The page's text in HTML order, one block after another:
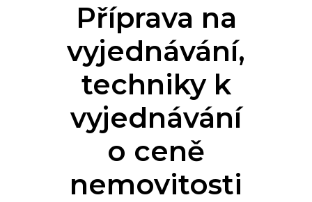
Příprava na
vyjednávání,
techniky k
vyjednávání
o ceně
nemovitosti